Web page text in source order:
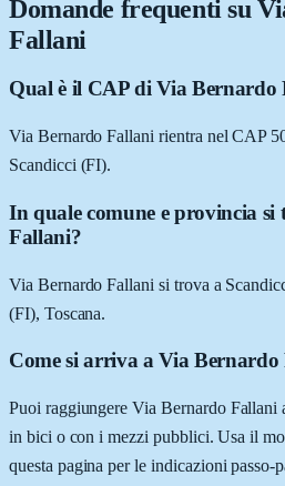
Domande frequenti su
Fallani
Qual è il CAP di Via Bernardo
Via Bernardo Fallani rientra nel CAP
Scandicci (FI).
In quale comune e provincia
Fallani?
Via Bernardo Fallani si trova a
(FI), Toscana.
Come si arriva a Via
Puoi raggiungere Via Bernardo Fallani
in bici o con i mezzi pubblici. Usa il
questa pagina per le indicazioni passo-